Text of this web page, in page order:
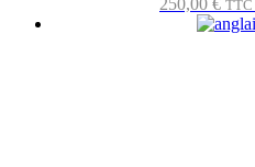
250,00 € TTC